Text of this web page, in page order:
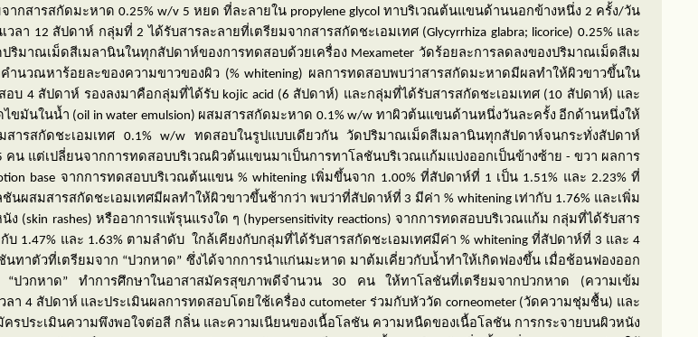
ากสารสกัดมะหาด 0.25% w/v 5 หยด ที่ละลายใน propylene glycolทาบริเวณต้นแขนด้านนอกข้างหนึ่ง2 ครั้ง/วัน
วลา 12 สัปดาห์ กลุ่มที่2 ได้รับสารละลายที่เตรียมจากสารสกัดชะเอมเทศ (Glycyrrhiza glabra; licorice) 0.25% และ
ริมาณเม็ดสีเมลานินในทุกสัปดาห์ของการทดสอบด้วยเครื่อง Mexameter วัดร้อยละการลดลงของปริมาณเม็ดสีเม
ำนวณหาร้อยละของความขาวของผิว (%whitening) ผลการทดสอบพบว่าสารสกัดมะหาดมีผลทำให้ผิวขาวขึ้นใน
อบ 4 สัปดาห์ รองลงมาคือกลุ่มที่ได้รับ kojic acid (6 สัปดาห์) และกลุ่มที่ได้รับสารสกัดชะเอมเทศ (10 สัปดาห์) และ
ขมันในน้ำ (oil in water emulsion) ผสมสารสกัดมะหาด 0.1% w/w ทาผิวต้นแขนด้านหนึ่งวันละครั้ง อีกด้านหนึ่งให้
ารสกัดชะเอมเทศ 0.1% w/w ทดสอบในรูปแบบเดียวกัน วัดปริมาณเม็ดสีเมลานินทุกสัปดาห์จนกระทั่งสัปดาห์
คน แต่เปลี่ยนจากการทดสอบบริเวณผิวต้นแขนมาเป็นการทาโลชันบริเวณแก้มแบ่งออกเป็นข้างซ้าย - ขวา ผลการ
base จากการทดสอบบริเวณต้นแขน% whitening เพิ่มขึ้นจาก 1.00% ที่สัปดาห์ที่ 1 เป็น 1.51% และ 2.23%ที่
นผสมสารสกัดชะเอมเทศมีผลทำให้ผิวขาวขึ้นช้ากว่า พบว่าที่สัปดาห์ที่ 3 มีค่า % whitening เท่ากับ 1.76% และเพิ่ม
ง (skin rashes) หรืออาการแพ้รุนแรงใด ๆ (hypersensitivity reactions) จากการทดสอบบริเวณแก้ม กลุ่มที่ได้รับสาร
กับ 1.47% และ 1.63% ตามลำดับ ใกล้เคียงกับกลุ่มที่ได้รับสารสกัดชะเอมเทศมีค่า % whitening ที่สัปดาห์ที่ 3 และ 4
ทาตัวที่เตรียมจาก “ปวกหาด” ซึ่งได้จากการนำแก่นมะหาด มาต้มเคี่ยวกับน้ำทำให้เกิดฟองขึ้น เมื่อช้อนฟองออก
“ปวกหาด” ทำการศึกษาในอาสาสมัครสุขภาพดีจำนวน 30 คน ให้ทาโลชันที่เตรียมจากปวกหาด (ความเข้ม
ลา 4 สัปดาห์ และประเมินผลการทดสอบโดยใช้เครื่อง cutometer ร่วมกับหัววัด corneometer (วัดความชุ่มชื้น) และ
รประเมินความพึงพอใจต่อสี กลิ่น และความเนียนของเนื้อโลชัน ความหนืดของเนื้อโลชัน การกระจายบนผิวหนัง